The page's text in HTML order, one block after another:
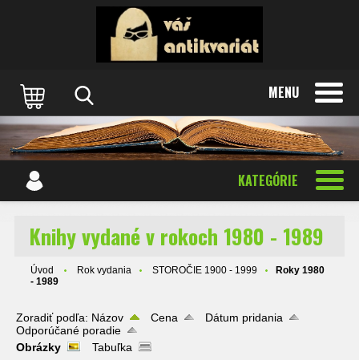
MENU
KATEGÓRIE
Knihy vydané v rokoch 1980 - 1989
Úvod Rok vydania STOROČIE 1900 - 1999
Roky 1980
- 1989
Zoradiť podľa: Názov Cena
Dátum pridania
Odporúčané poradie
Obrázky
Tabuľka